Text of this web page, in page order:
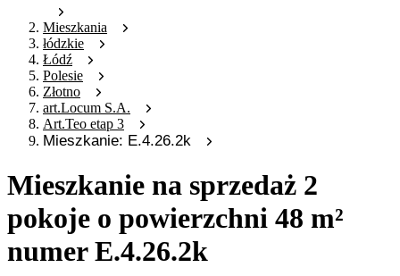
Mieszkania
łódzkie
Łódź
Polesie
Złotno
art.Locum S.A.
Art.Teo etap 3
Mieszkanie: E.4.26.2k
Mieszkanie na sprzedaż 2
pokoje o powierzchni 48 m²
numer E.4.26.2k